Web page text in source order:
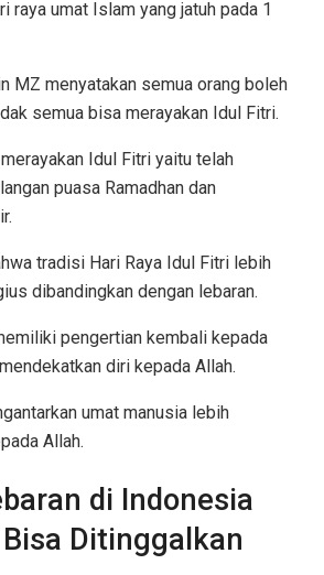
raya umat Islam yang jatuh pada 1
MZ menyatakan semua orang boleh
semua bisa merayakan Idul Fitri.
Idul Fitri yaitu telah
puasa Ramadhan dan
tradisi Hari Raya Idul Fitri lebih
dibandingkan dengan lebaran.
pengertian kembali kepada
diri kepada Allah.
umat manusia lebih
Allah.
di Indonesia
Ditinggalkan